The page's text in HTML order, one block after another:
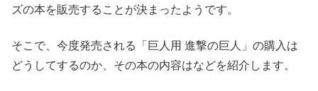
ズの本を販売することが決まったようです。
そこで、今度発売される「巨人用 進撃の巨人」の購入は
どうしてするのか、その本の内容はなどを紹介します。